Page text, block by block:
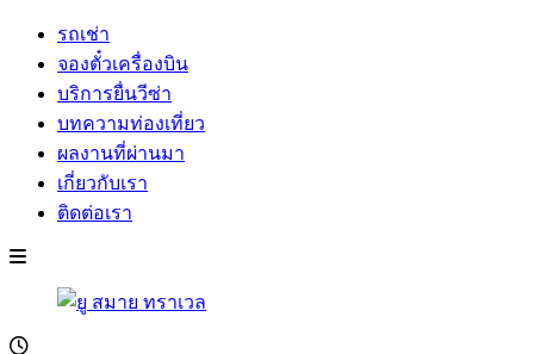
รถเช่า
จองตั๋วเครื่องบิน
บริการยื่นวีซ่า
บทความท่องเที่ยว
ผลงานที่ผ่านมา
เกี่ยวกับเรา
ติดต่อเรา